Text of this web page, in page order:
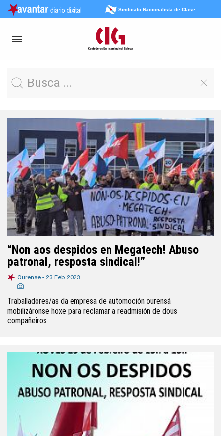
Sindicato Nacionalista de Clase
“Non aos despidos en Megatech! Abuso
patronal, resposta sindical!”
Ourense - 23 Feb 2023
Traballadores/as da empresa de automoción ourensá
mobilizáronse hoxe para reclamar a readmisión de dous
compañeiros